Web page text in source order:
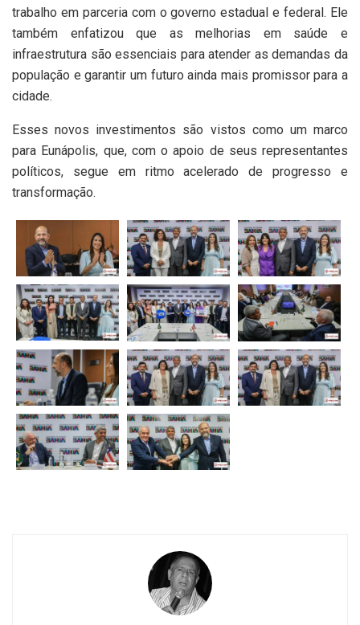
trabalho em parceria com o governo estadual e federal. Ele
também enfatizou que as melhorias em saúde e
infraestrutura são essenciais para atender as demandas da
população e garantir um futuro ainda mais promissor para a
cidade.
Esses novos investimentos são vistos como um marco
para Eunápolis, que, com o apoio de seus representantes
políticos, segue em ritmo acelerado de progresso e
transformação.